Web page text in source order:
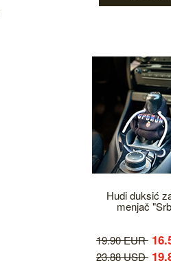
Hudi duksić
menjač
19.90 EUR
23.88 USD